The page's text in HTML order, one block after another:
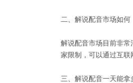
二、解说配音市场如何
解说配音市场目前非常
家限制，可以通过互联
三、解说配音一天能拿